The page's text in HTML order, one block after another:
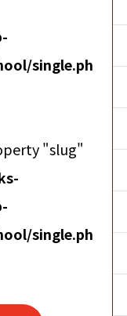
single.ph
"slug"
single.ph